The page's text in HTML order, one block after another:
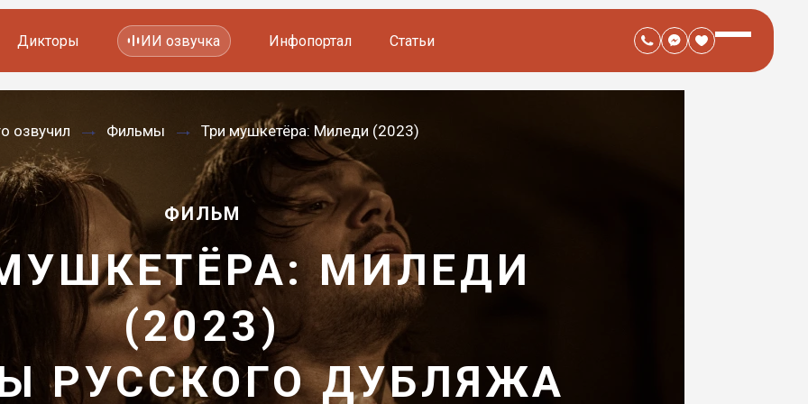
Мультфильмов
YouTube каналов
Видеорекламы
Дикторы ИИ озвучка Инфопортал Статьи
озвучил Фильмы Три мушкетёра: Миледи (2023)
ФИЛЬМ
МИЛЕДИ
(2023)
—
РУССКОГО ДУБЛЯЖА